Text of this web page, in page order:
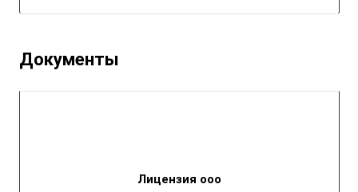
Документы
Лицензия ооо